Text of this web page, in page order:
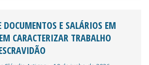
DOCUMENTOS E SALÁRIOS EM
CARACTERIZAR TRABALHO